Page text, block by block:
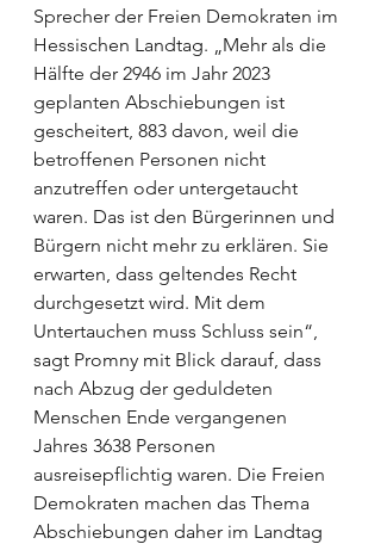
Sprecher der Freien Demokraten im
Hessischen Landtag. „Mehr als die
Hälfte der 2946 im Jahr 2023
geplanten Abschiebungen ist
gescheitert, 883 davon, weil die
betroffenen Personen nicht
anzutreffen oder untergetaucht
waren. Das ist den Bürgerinnen und
Bürgern nicht mehr zu erklären. Sie
erwarten, dass geltendes Recht
durchgesetzt wird. Mit dem
Untertauchen muss Schluss sein“,
sagt Promny mit Blick darauf, dass
nach Abzug der geduldeten
Menschen Ende vergangenen
Jahres 3638 Personen
ausreisepflichtig waren. Die Freien
Demokraten machen das Thema
Abschiebungen daher im Landtag